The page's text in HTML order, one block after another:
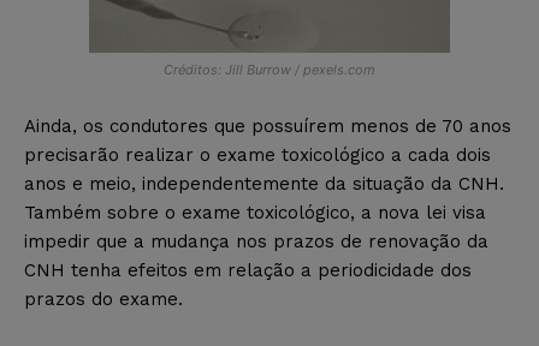
Créditos: Jill Burrow / pexels.com
Ainda, os condutores que possuírem menos de 70 anos
precisarão realizar o exame toxicológico a cada dois
anos e meio, independentemente da situação da CNH.
Também sobre o exame toxicológico, a nova lei visa
impedir que a mudança nos prazos de renovação da
CNH tenha efeitos em relação a periodicidade dos
prazos do exame.